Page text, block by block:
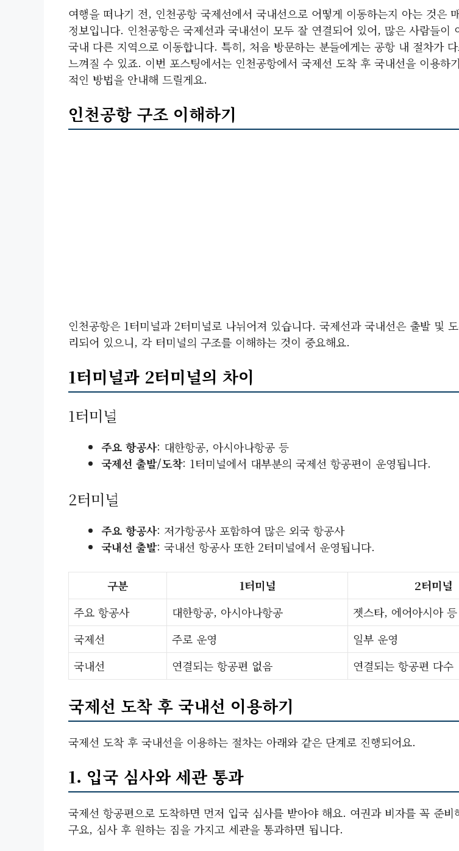
여행을 떠나기 전, 인천공항 국제선에서 국내선으로 어떻게 이동하는지 아는 것은
정보입니다. 인천공항은 국제선과 국내선이 모두 잘 연결되어 있어, 많은 사람들이
국내 다른 지역으로 이동합니다. 특히, 처음 방문하는 분들에게는 공항 내 절차가
느껴질 수 있죠. 이번 포스팅에서는 인천공항에서 국제선 도착 후 국내선을 이용하
적인 방법을 안내해 드릴게요.
인천공항 구조 이해하기
인천공항은 1터미널과 2터미널로 나뉘어져 있습니다. 국제선과 국내선은 출발 및
리되어 있으니, 각 터미널의 구조를 이해하는 것이 중요해요.
1터미널과 2터미널의 차이
1터미널
주요 항공사: 대한항공, 아시아나항공 등
국제선 출발/도착: 1터미널에서 대부분의 국제선 항공편이 운영됩니다.
2터미널
주요 항공사: 저가항공사 포함하여 많은 외국 항공사
국내선 출발: 국내선 항공사 또한 2터미널에서 운영됩니다.
구분 1터미널
2터미널
주요 항공사
대한항공, 아시아나항공
젯스타, 에어아시아 등
국제선
주로 운영
일부 운영
국내선
연결되는 항공편 없음 연결되는 항공편 다수
국제선 도착 후 국내선 이용하기
국제선 도착 후 국내선을 이용하는 절차는 아래와 같은 단계로 진행되어요.
1. 입국 심사와 세관 통과
국제선 항공편으로 도착하면 먼저 입국 심사를 받아야 해요. 여권과 비자를 꼭 준비
구요, 심사 후 원하는 짐을 가지고 세관을 통과하면 됩니다.